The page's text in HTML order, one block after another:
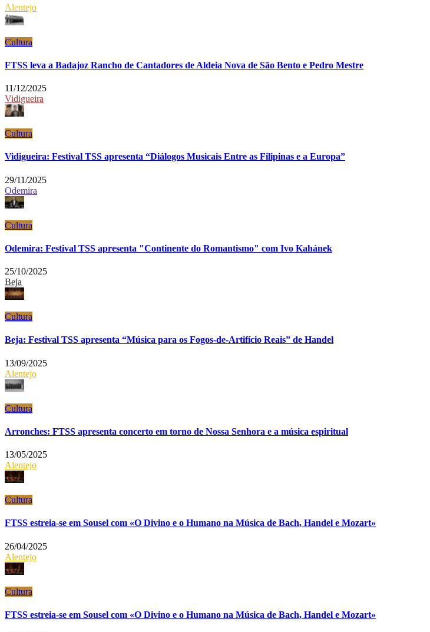
Alentejo
Cultura
FTSS leva a Badajoz Rancho de Cantadores de Aldeia Nova de São Bento e Pedro Mestre
11/12/2025
Vidigueira
Cultura
Vidigueira: Festival TSS apresenta “Diálogos Musicais Entre as Filipinas e a Europa”
29/11/2025
Odemira
Cultura
Odemira: Festival TSS apresenta "Continente do Romantismo" com Ivo Kahánek
25/10/2025
Beja
Cultura
Beja: Festival TSS apresenta “Música para os Fogos-de-Artifício Reais” de Handel
13/09/2025
Alentejo
Cultura
Arronches: FTSS apresenta concerto em torno de Nossa Senhora e a música espiritual
13/05/2025
Alentejo
Cultura
FTSS estreia-se em Sousel com «O Divino e o Humano na Música de Bach, Handel e Mozart»
26/04/2025
Alentejo
Cultura
FTSS estreia-se em Sousel com «O Divino e o Humano na Música de Bach, Handel e Mozart»